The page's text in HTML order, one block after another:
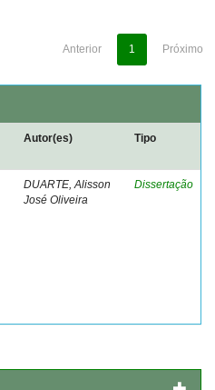
Anterior 1 Próximo
Autor(es) Tipo
DUARTE, Alisson
José Oliveira
Dissertação